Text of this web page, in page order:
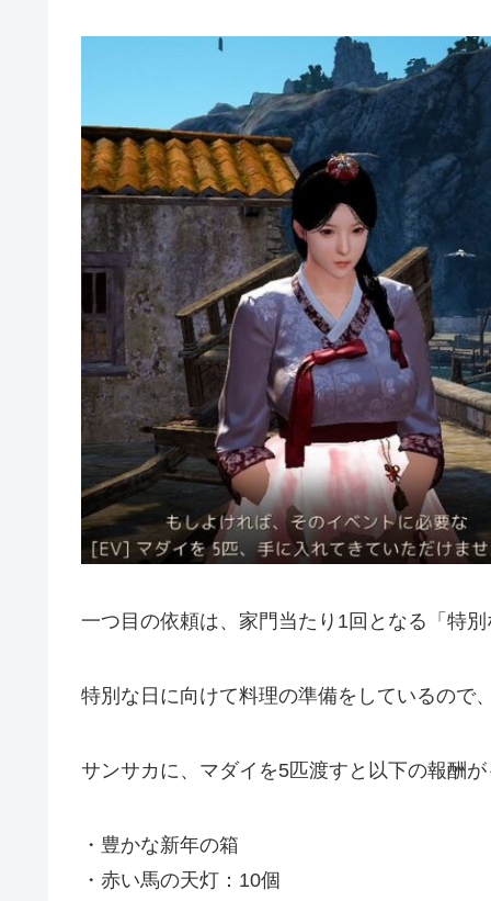
一つ目の依頼は、家門当たり1回となる「特
特別な日に向けて料理の準備をしているので
サンサカに、マダイを5匹渡すと以下の報酬
・豊かな新年の箱
・赤い馬の天灯：10個